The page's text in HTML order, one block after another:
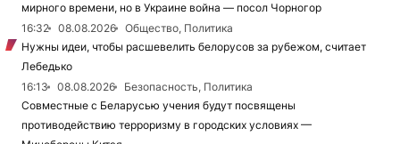
мирного времени, но в Украине война — посол Чорногор
16:32
08.08.2026
Общество, Политика
Нужны идеи, чтобы расшевелить белорусов за рубежом, считает
Лебедько
16:13
08.08.2026
Безопасность, Политика
Совместные с Беларусью учения будут посвящены
противодействию терроризму в городских условиях —